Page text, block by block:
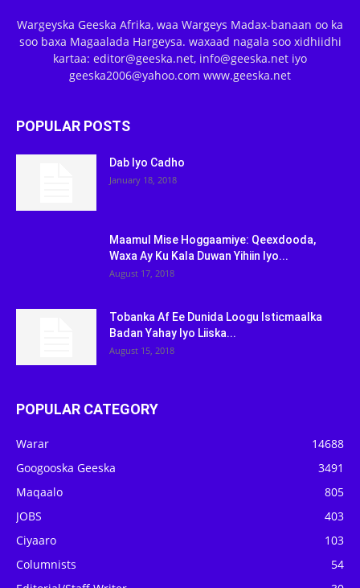
Wargeyska Geeska Afrika, waa Wargeys Madax-banaan oo ka
soo baxa Magaalada Hargeysa. waxaad nagala soo xidhiidhi
kartaa: editor@geeska.net, info@geeska.net iyo
geeska2006@yahoo.com www.geeska.net
POPULAR POSTS
Dab Iyo Cadho
January 18, 2018
Maamul Mise Hoggaamiye: Qeexdooda,
Waxa Ay Ku Kala Duwan Yihiin Iyo...
August 17, 2018
Tobanka Af Ee Dunida Loogu Isticmaalka
Badan Yahay Iyo Liiska...
August 15, 2018
POPULAR CATEGORY
Warar
14688
Googooska Geeska
3491
Maqaalo
805
JOBS
403
Ciyaaro
103
Columnists
54